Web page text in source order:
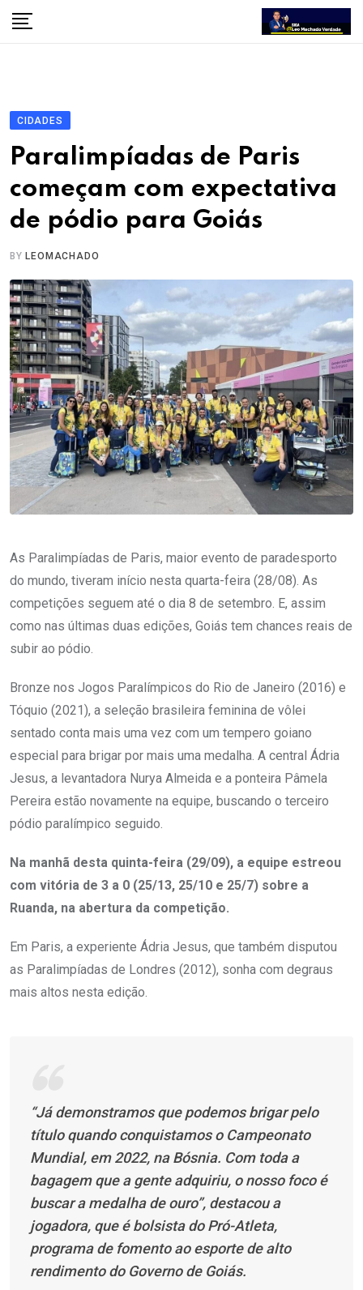
Skip
CIDADES
Paralimpíadas de Paris
começam com expectativa
de pódio para Goiás
BYLEOMACHADO
As Paralimpíadas de Paris, maior evento de paradesporto
do mundo, tiveram início nesta quarta-feira (28/08). As
competições seguem até o dia 8 de setembro. E, assim
como nas últimas duas edições, Goiás tem chances reais de
subir ao pódio.
Bronze nos Jogos Paralímpicos do Rio de Janeiro (2016) e
Tóquio (2021), a seleção brasileira feminina de vôlei
sentado conta mais uma vez com um tempero goiano
especial para brigar por mais uma medalha. A central Ádria
Jesus, a levantadora Nurya Almeida e a ponteira Pâmela
Pereira estão novamente na equipe, buscando o terceiro
pódio paralímpico seguido.
Na manhã desta quinta-feira (29/09), a equipe estreou
com vitória de 3 a 0 (25/13, 25/10 e 25/7) sobre a
Ruanda, na abertura da competição.
Em Paris, a experiente Ádria Jesus, que também disputou
as Paralimpíadas de Londres (2012), sonha com degraus
mais altos nesta edição.
“Já demonstramos que podemos brigar pelo
título quando conquistamos o Campeonato
Mundial, em 2022, na Bósnia. Com toda a
bagagem que a gente adquiriu, o nosso foco é
buscar a medalha de ouro”, destacou a
jogadora, que é bolsista do Pró-Atleta,
programa de fomento ao esporte de alto
rendimento do Governo de Goiás.